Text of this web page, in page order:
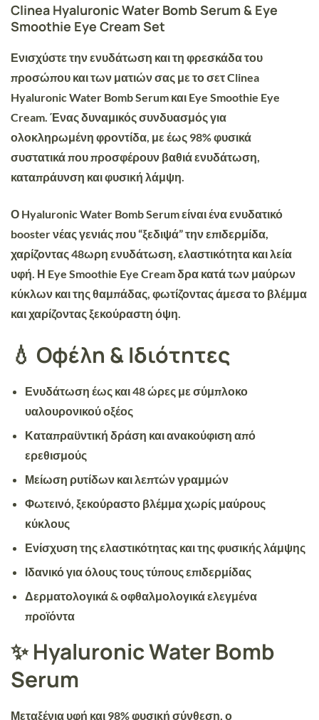
Clinea Hyaluronic Water Bomb Serum & Eye
Smoothie Eye Cream Set
Ενισχύστε την ενυδάτωση και τη φρεσκάδα του
προσώπου και των ματιών σας με το σετClinea
Hyaluronic Water Bomb Serum και Eye Smoothie Eye
Cream . Ένας δυναμικός συνδυασμός για
ολοκληρωμένη φροντίδα, με έως 98% φυσικά
συστατικάπου προσφέρουν βαθιά ενυδάτωση,
καταπράυνση και φυσική λάμψη.
Ο Hyaluronic Water Bomb Serumείναι ένα ενυδατικό
booster νέας γενιάς που “ξεδιψά” την επιδερμίδα,
χαρίζοντας 48ωρη ενυδάτωση, ελαστικότητα και λεία
υφή. Η Eye Smoothie Eye Creamδρα κατά των μαύρων
κύκλων και της θαμπάδας, φωτίζοντας άμεσα το βλέμμα
και χαρίζοντας ξεκούραστη όψη.
💧 Οφέλη & Ιδιότητες
Ενυδάτωση έως και 48 ώρες με σύμπλοκο
υαλουρονικού οξέος
Καταπραϋντική δράση και ανακούφιση από
ερεθισμούς
Μείωση ρυτίδων και λεπτών γραμμών
Φωτεινό, ξεκούραστο βλέμμα χωρίς μαύρους
κύκλους
Ενίσχυση της ελαστικότητας και της φυσικής λάμψης
Ιδανικό για όλους τους τύπους επιδερμίδας
Δερματολογικά & οφθαλμολογικά ελεγμένα
προϊόντα
✨ Hyaluronic Water Bomb
Serum
Μεταξένια υφή και 98% φυσική σύνθεση, ο